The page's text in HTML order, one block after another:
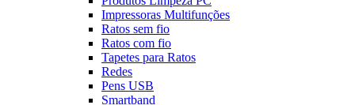
Impressoras Multifunções
Ratos sem fio
Ratos com fio
Tapetes para Ratos
Redes
Pens USB
Smartband